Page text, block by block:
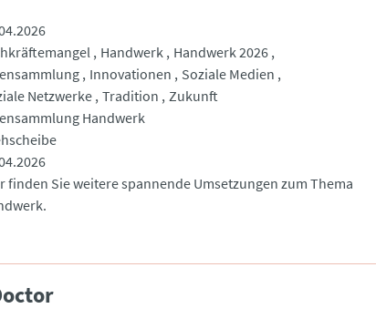
Handwerk
Handwerk 2026
Innovationen
Soziale Medien
Netzwerke Tradition
Zukunft
Handwerk
finden Sie weitere spannende Umsetzungen zum Thema